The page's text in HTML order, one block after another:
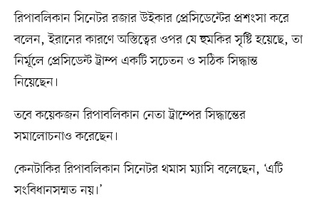
রিপাবলিকান সিনেটর রজার উইকার প্রেসিডেন্টের প্রশংসা করে
বলেন, ইরানের কারণে অস্তিত্বের ওপর যে হুমকির সৃষ্টি হয়েছে, তা
নির্মূলে প্রেসিডেন্ট ট্রাম্প একটি সচেতন ও সঠিক সিদ্ধান্ত
নিয়েছেন।
তবে কয়েকজন রিপাবলিকান নেতা ট্রাম্পের সিদ্ধান্তের
সমালোচনাও করেছেন।
কেনটাকির রিপাবলিকান সিনেটর থমাস ম্যাসি বলেছেন, ‘এটি
সংবিধানসম্মত নয়।’